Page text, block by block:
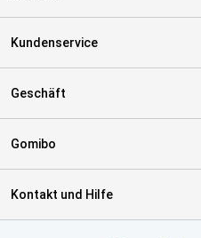
Kundenservice
Geschäft
Gomibo
Kontakt und Hilfe